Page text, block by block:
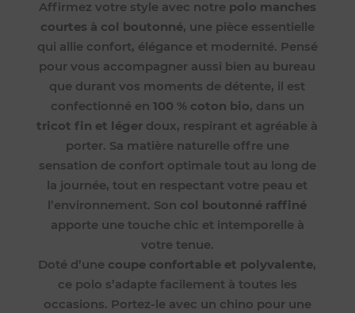
Affirmez votre style avec notre polo manches
courtes à col boutonné, une pièce essentielle
qui allie confort, élégance et modernité. Pensé
pour vous accompagner aussi bien au bureau
que durant vos moments de détente, il est
confectionné en 100 % coton bio, dans un
tricot fin et léger doux, respirant et agréable à
porter. Sa matière naturelle offre une
sensation de confort optimale tout au long de
la journée, tout en respectant votre peau et
l’environnement. Son col boutonné raffiné
apporte une touche chic et intemporelle à
votre tenue.
Doté d’une coupe confortable et polyvalente,
ce polo s’adapte facilement à toutes les
occasions. Portez-le avec un chino pour une